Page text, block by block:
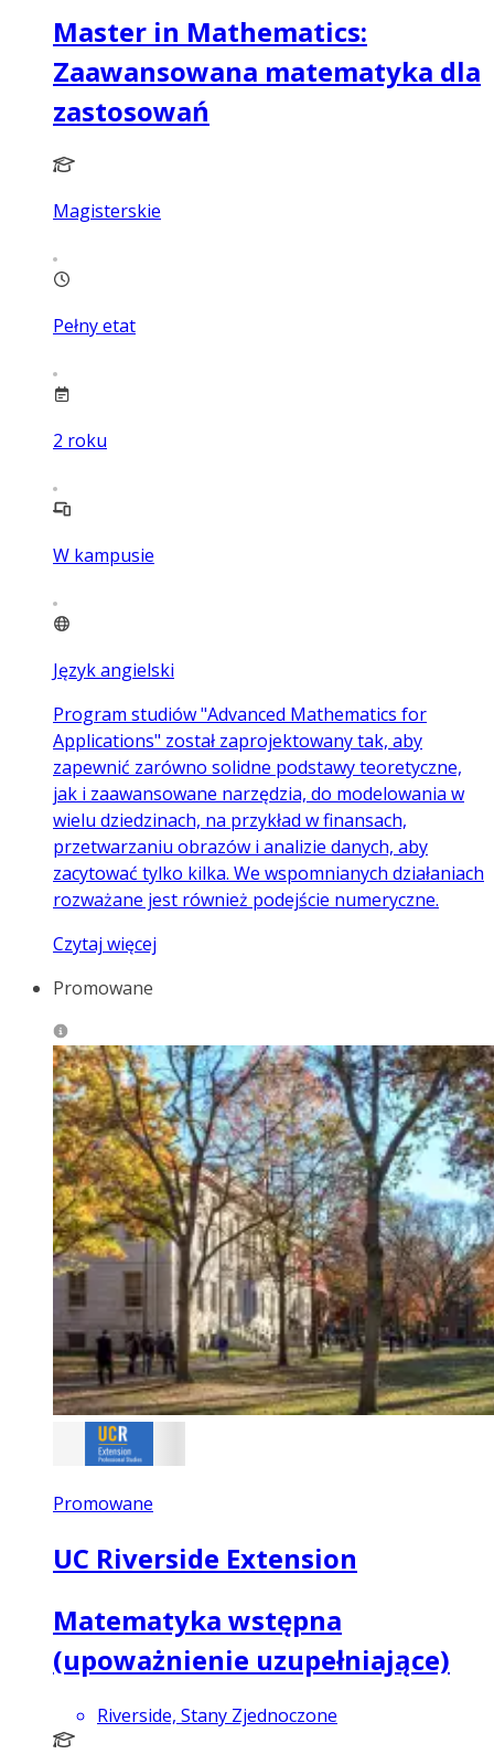
Master in Mathematics:
Zaawansowana matematyka dla
zastosowań
Magisterskie
Pełny etat
2 roku
W kampusie
Język angielski
Program studiów "Advanced Mathematics for
Applications" został zaprojektowany tak, aby
zapewnić zarówno solidne podstawy teoretyczne,
jak i zaawansowane narzędzia, do modelowania w
wielu dziedzinach, na przykład w finansach,
przetwarzaniu obrazów i analizie danych, aby
zacytować tylko kilka. We wspomnianych działaniach
rozważane jest również podejście numeryczne.
Czytaj więcej
Promowane
Promowane
UC Riverside Extension
Matematyka wstępna
(upoważnienie uzupełniające)
Riverside, Stany Zjednoczone